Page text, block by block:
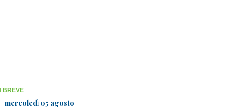
BREVE
mercoledì 05 agosto